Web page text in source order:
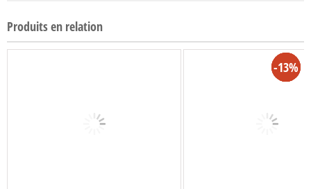
Produits en relation
-2%
-34%
-19%
-13%